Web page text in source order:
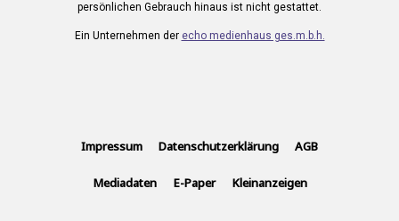
persönlichen Gebrauch hinaus ist nicht gestattet.
Ein Unternehmen der echo medienhaus ges.m.b.h.
Impressum Datenschutzerklärung AGB
Mediadaten E-Paper Kleinanzeigen